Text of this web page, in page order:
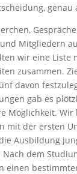
genau
Mitgliedern
wir eine Liste
zusammen.
davon
gab es
Möglichkeit. Wir
mit der ersten
Ausbildung
dem
einen